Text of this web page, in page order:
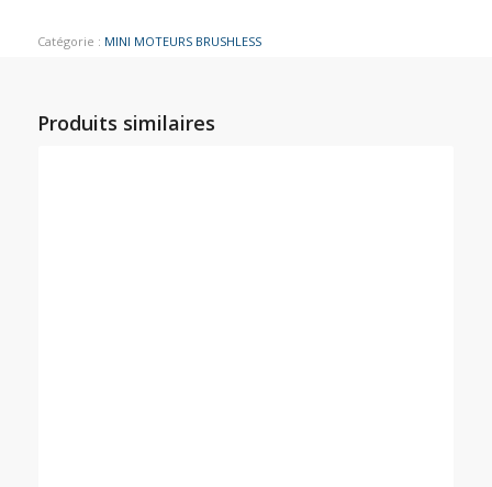
Catégorie : MINI MOTEURS BRUSHLESS
Produits similaires